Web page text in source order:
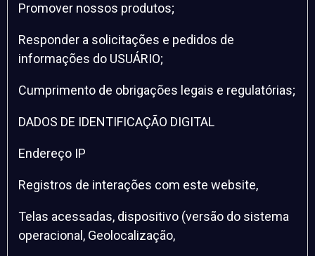
Promover nossos produtos;
Responder a solicitações e pedidos de
informações do USUÁRIO;
Cumprimento de obrigações legais e regulatórias;
DADOS DE IDENTIFICAÇÃO DIGITAL
Endereço IP
Registros de interações com este website,
Telas acessadas, dispositivo (versão do sistema
operacional, Geolocalização,